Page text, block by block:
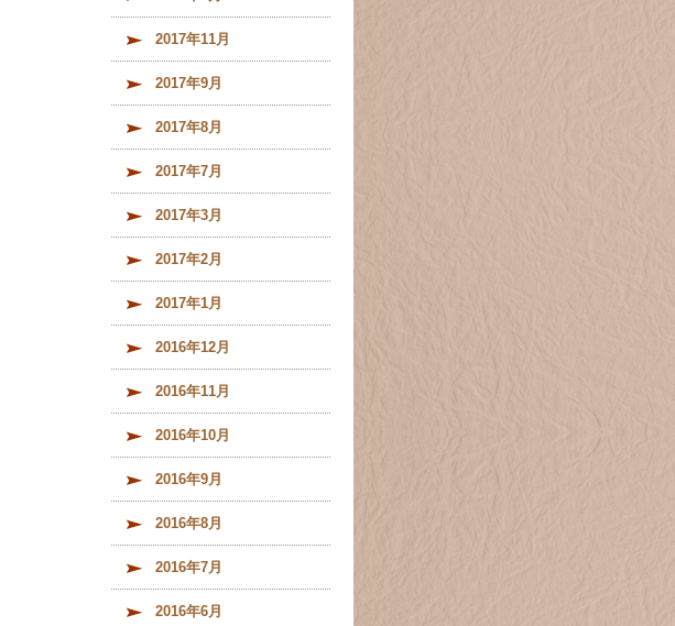
2017年11月
2017年9月
2017年8月
2017年7月
2017年3月
2017年2月
2017年1月
2016年12月
2016年11月
2016年10月
2016年9月
2016年8月
2016年7月
2016年6月